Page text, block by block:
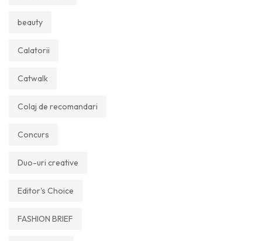
beauty
Calatorii
Catwalk
Colaj de recomandari
Concurs
Duo-uri creative
Editor's Choice
FASHION BRIEF